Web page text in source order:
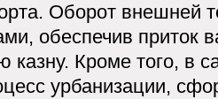
Оборот внешней
обеспечив приток
казну. Кроме того, в
урбанизации,